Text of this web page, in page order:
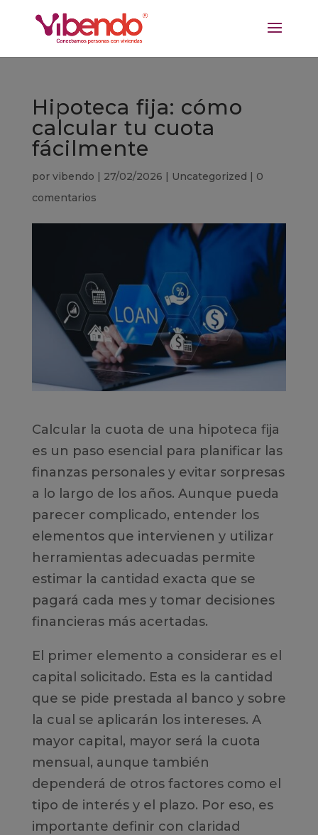
Hipoteca fija: cómo
calcular tu cuota
fácilmente
por vibendo | 27/02/2026 | Uncategorized | 0
comentarios
Calcular la cuota de una hipoteca fija
es un paso esencial para planificar las
finanzas personales y evitar sorpresas
a lo largo de los años. Aunque pueda
parecer complicado, entender los
elementos que intervienen y utilizar
herramientas adecuadas permite
estimar la cantidad exacta que se
pagará cada mes y tomar decisiones
financieras más acertadas.
El primer elemento a considerar es el
capital solicitado. Esta es la cantidad
que se pide prestada al banco y sobre
la cual se aplicarán los intereses. A
mayor capital, mayor será la cuota
mensual, aunque también
dependerá de otros factores como el
tipo de interés y el plazo. Por eso, es
importante definir con claridad